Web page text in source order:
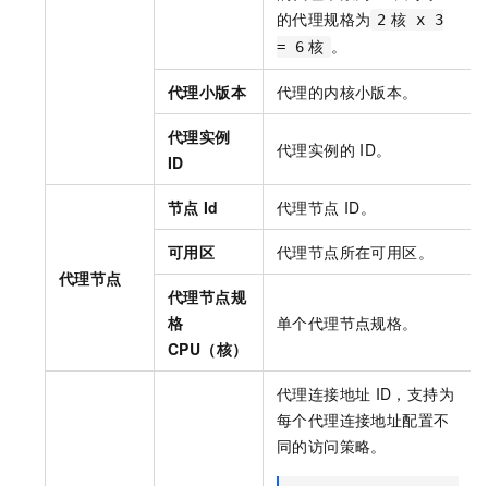
的代理规格为 2 核 x 3
= 6 核 。
代理小版本 代理的内核小版本。
代理实例
ID
代理实例的 ID。
代理节点
节点 Id 代理节点 ID。
可用区 代理节点所在可用区。
代理节点规
格
CPU（核）
单个代理节点规格。
代理连接地址 ID，支持为
每个代理连接地址配置不
同的访问策略。